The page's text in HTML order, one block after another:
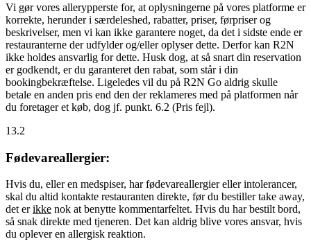
Vi gør vores allerypperste for, at oplysningerne på vores platforme er
korrekte, herunder i særdeleshed, rabatter, priser, førpriser og
beskrivelser, men vi kan ikke garantere noget, da det i sidste ende er
restauranterne der udfylder og/eller oplyser dette. Derfor kan R2N
ikke holdes ansvarlig for dette. Husk dog, at så snart din reservation
er godkendt, er du garanteret den rabat, som står i din
bookingbekræftelse. Ligeledes vil du på R2N Go aldrig skulle
betale en anden pris end den der reklameres med på platformen når
du foretager et køb, dog jf. punkt. 6.2 (Pris fejl).
13.2
Fødevareallergier:
Hvis du, eller en medspiser, har fødevareallergier eller intolerancer,
skal du altid kontakte restauranten direkte, før du bestiller take away,
det erikke nok at benytte kommentarfeltet. Hvis du har bestilt bord,
så snak direkte med tjeneren. Det kan aldrig blive vores ansvar, hvis
du oplever en allergisk reaktion.